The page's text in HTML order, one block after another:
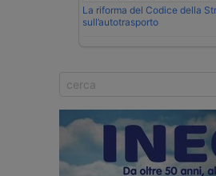
La riforma del Codice della
sull’autotrasporto